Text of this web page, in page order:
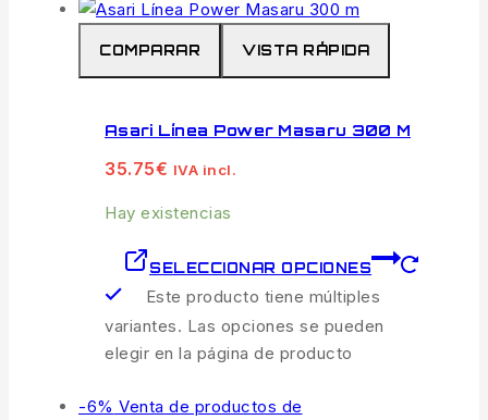
COMPARAR VISTA RÁPIDA
Asari Línea Power Masaru 300 M
35.75€ IVA incl.
Hay existencias
SELECCIONAR OPCIONES
Este producto tiene múltiples
variantes. Las opciones se pueden
elegir en la página de producto
-6% Venta de productos de